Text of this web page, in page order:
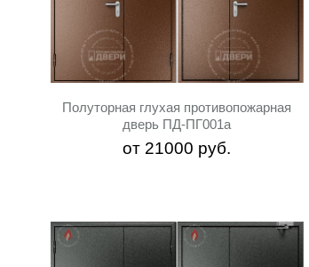
Полуторная глухая противопожарная
дверь ПД-ПГ001a
от 21000 руб.